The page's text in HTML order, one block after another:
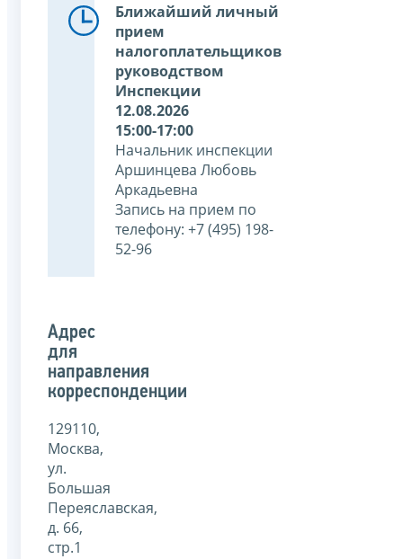
Ближайший личный
прием
налогоплательщиков
руководством
Инспекции
12.08.2026
15:00-17:00
Начальник инспекции
Аршинцева Любовь
Аркадьевна
Запись на прием по
телефону: +7 (495) 198-
52-96
Адрес
для
направления
корреспонденции
129110,
Москва,
ул.
Большая
Переяславская,
д. 66,
стр.1